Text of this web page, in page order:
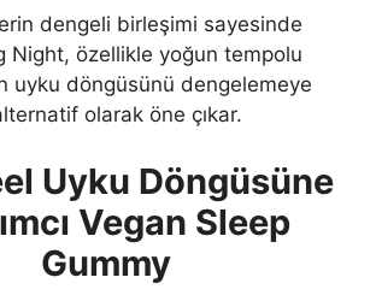
dengeli birleşimi sayesinde
Night, özellikle yoğun tempolu
uyku döngüsünü dengelemeye
olarak öne çıkar.
Uyku Döngüsüne
Vegan Sleep
Gummy